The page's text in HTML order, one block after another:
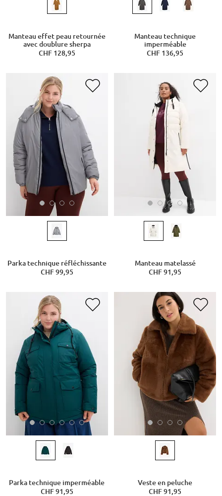
Manteau effet peau retournée
avec doublure sherpa
CHF 128,95
Manteau technique
imperméable
CHF 136,95
Parka technique réfléchissante
CHF 99,95
Manteau matelassé
CHF 91,95
Parka technique imperméable
CHF 91,95
Veste en peluche
CHF 91,95